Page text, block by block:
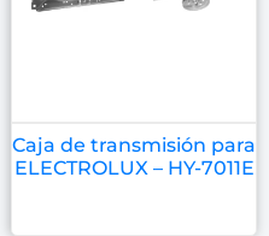
Caja de transmisión para
ELECTROLUX – HY-7011E